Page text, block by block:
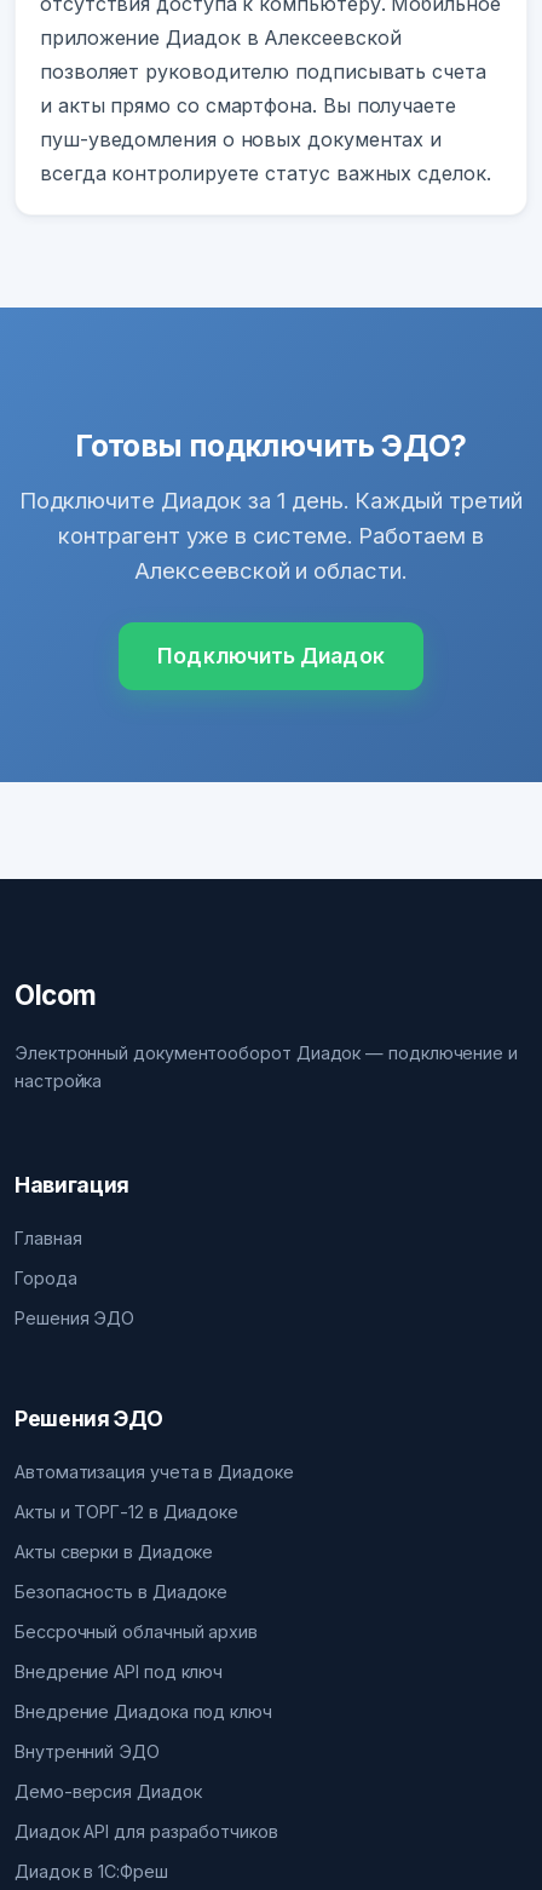
приложение Диадок в Алексеевской
позволяет руководителю подписывать счета
и акты прямо со смартфона. Вы получаете
пуш-уведомления о новых документах и
всегда контролируете статус важных сделок.
Готовы подключить ЭДО?
Подключите Диадок за 1 день. Каждый третий
контрагент уже в системе. Работаем в
Алексеевской и области.
Подключить Диадок
Olcom
Электронный документооборот Диадок — подключение и
настройка
Навигация
Главная
Города
Решения ЭДО
Решения ЭДО
Автоматизация учета в Диадоке
Акты и ТОРГ-12 в Диадоке
Акты сверки в Диадоке
Безопасность в Диадоке
Бессрочный облачный архив
Внедрение API под ключ
Внедрение Диадока под ключ
Внутренний ЭДО
Демо-версия Диадок
Диадок API для разработчиков
Диадок в 1С:Фреш